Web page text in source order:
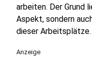
arbeiten. Der Grund
Aspekt, sondern
dieser Arbeitsplätze.
Anzeige